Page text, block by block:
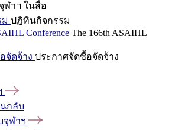
จุฬาฯ ในสื่อ
ปฏิทินกิจกรรม
Conference The 166th ASAIHL
จัดจ้าง ประกาศจัดซื้อจัดจ้าง
กลับ
จุฬาฯ